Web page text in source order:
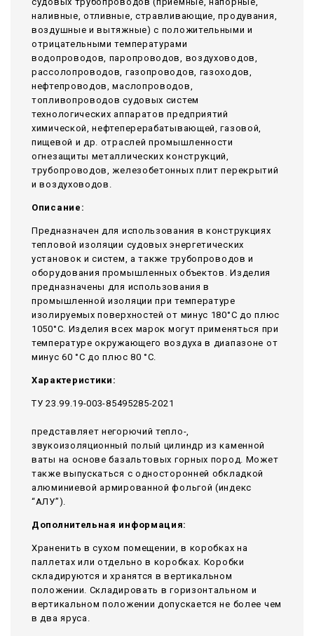
наливные, отливные, стравливающие, продувания,
воздушные и вытяжные) с положительными и
отрицательными температурами
водопроводов, паропроводов, воздуховодов,
рассолопроводов, газопроводов, газоходов,
нефтепроводов, маслопроводов,
топливопроводов судовых систем
технологических аппаратов предприятий
химической, нефтеперерабатывающей, газовой,
пищевой и др. отраслей промышленности
огнезащиты металлических конструкций,
трубопроводов, железобетонных плит перекрытий
и воздуховодов.
Описание:
Предназначен для использования в конструкциях
тепловой изоляции судовых энергетических
установок и систем, а также трубопроводов и
оборудования промышленных объектов. Изделия
предназначены для использования в
промышленной изоляции при температуре
изолируемых поверхностей от минус 180°С до плюс
1050°С. Изделия всех марок могут применяться при
температуре окружающего воздуха в диапазоне от
минус 60 °С до плюс 80 °С.
Характеристики:
ТУ 23.99.19-003-85495285-2021
представляет негорючий тепло-,
звукоизоляционный полый цилиндр из каменной
ваты на основе базальтовых горных пород. Может
также выпускаться с односторонней обкладкой
алюминиевой армированной фольгой (индекс
“АЛУ”).
Дополнительная информация:
Храненить в сухом помещении, в коробках на
паллетах или отдельно в коробках. Коробки
складируются и хранятся в вертикальном
положении. Складировать в горизонтальном и
вертикальном положении допускается не более чем
в два яруса.